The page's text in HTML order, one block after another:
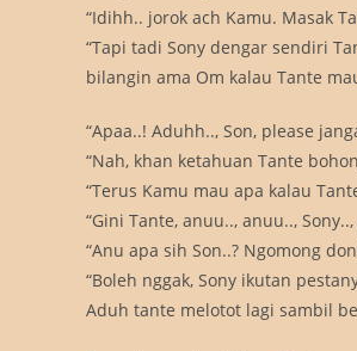
“Idihh.. jorok ach Kamu. Masak
“Tapi tadi Sony dengar sendiri
bilangin ama Om kalau Tante
“Apaa..! Aduhh.., Son, please
“Nah, khan ketahuan Tante
“Terus Kamu mau apa kalau
“Gini Tante, anuu.., anuu..,
“Anu apa sih Son..? Ngomong
“Boleh nggak, Sony ikutan
Aduh tante melotot lagi sambil